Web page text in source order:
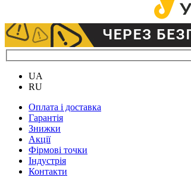
UA
RU
Оплата і доставка
Гарантія
Знижки
Акції
Фірмові точки
Індустрія
Контакти